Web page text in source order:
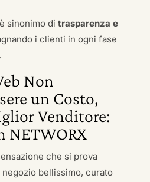
sinonimo di trasparenza e
i clienti in ogni fase
Non
un Costo,
Venditore:
NETWORX
che si prova
bellissimo, curato